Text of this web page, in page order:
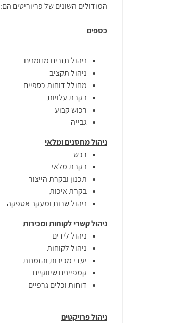
המודולים השונים של פריוריטים הם:
כספים
ניהול תזרים מזומנים
ניהול תקציב
מחולל דוחות כספיים
בקרת עלויות
רכוש קבוע
גבייה
ניהול מחסנים ומלאי
רכש
בקרת מלאי
תכנון ובקרת הייצור
בקרת איכות
ניהול שרות ומעקב אספקה
ניהול קשרי לקוחות ומכירות
ניהול לידים
ניהול לקוחות
יעדי מכירות והזמנות
קמפיינים שיווקיים
דוחות וכלים גרפיים
ניהול פרויקטים